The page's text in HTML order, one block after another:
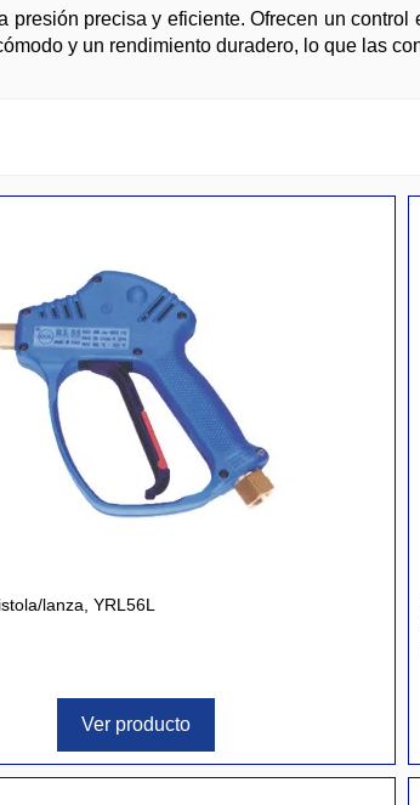
precisa y eficiente. Ofrecen un
y un rendimiento duradero, lo que las
lanza, YRL56L
Ver producto